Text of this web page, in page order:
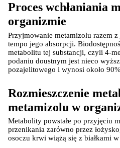
Proces wchłaniania
organizmie
Przyjmowanie metamizolu razem z
tempo jego absorpcji.
metabolitu tej substancji, czyli 4-
podaniu doustnym jest nieco
pozajelitowego i wynosi około
Rozmieszczenie
metamizolu w
Metabolity powstałe po przyjęciu
przenikania zarówno przez
osoczu krwi wiążą się z białkami